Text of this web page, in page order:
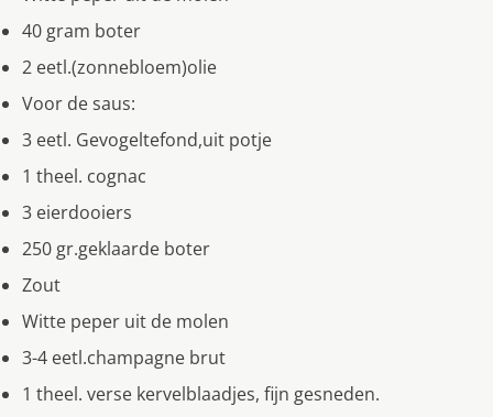
40 gram boter
2 eetl.(zonnebloem)olie
Voor de saus:
3 eetl. Gevogeltefond,uit potje
1 theel. cognac
3 eierdooiers
250 gr.geklaarde boter
Zout
Witte peper uit de molen
3-4 eetl.champagne brut
1 theel. verse kervelblaadjes, fijn gesneden.